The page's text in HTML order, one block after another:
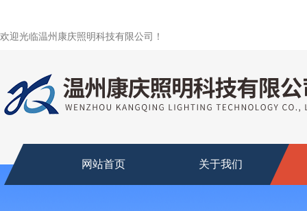
欢迎光临温州康庆照明科技有限公司！
网站首页 关于我们